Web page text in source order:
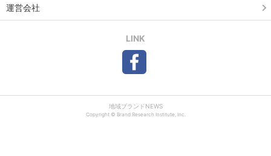
運営会社
LINK
地域ブランドNEWS
Copyright © Brand Research Institute, Inc.